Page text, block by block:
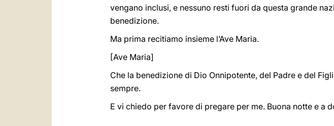
vengano inclusi, e nessuno resti fuori da questa grande
benedizione.
Ma prima recitiamo insieme l’Ave Maria.
[Ave Maria]
Che la benedizione di Dio Onnipotente, del Padre e del
sempre.
E vi chiedo per favore di pregare per me. Buona notte e a